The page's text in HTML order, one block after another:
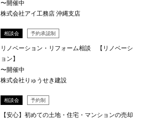
〜開催中
株式会社アイ工務店 沖縄支店
相談会 予約承認制
リノベーション・リフォーム相談 【リノベーシ
ョン】
〜開催中
株式会社りゅうせき建設
相談会 予約制
【安心】初めての土地・住宅・マンションの売却